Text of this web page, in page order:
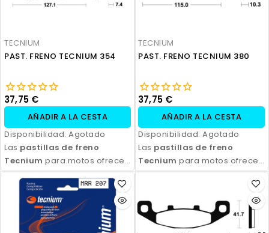
de conducción. Con fácil
aseguran seguridad y control
en cada frenada.
de conducción. Con fácil
aseguran seguridad y control
en cada frenada.
TECNIUM
PAST. FRENO TECNIUM 354
37,75 €
AÑADIR A LA CESTA
Disponibilidad: Agotado
Las pastillas de freno
Tecnium para motos ofrecen
un rendimiento de frenado
excepcional, con alta
durabilidad y eficiencia.
Disponibles en compuestos
orgánicos, semi-metálicos y
TECNIUM
PAST. FRENO TECNIUM 380
37,75 €
AÑADIR A LA CESTA
Disponibilidad: Agotado
Las pastillas de freno
Tecnium para motos ofrecen
un rendimiento de frenado
durabilidad y eficiencia.
Disponibles en compuestos
orgánicos, semi-metálicos y